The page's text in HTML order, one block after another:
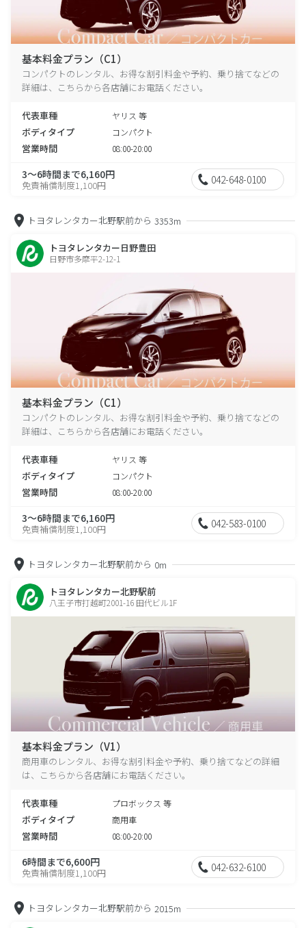
基本料金プラン（C1）
コンパクトのレンタル、お得な割引料金や予約、乗り捨てなどの
詳細は、こちらから各店舗にお電話ください。
代表車種 ヤリス 等
ボディタイプ コンパクト
営業時間 08:00-20:00
3～6時間まで6,160円
免責補償制度1,100円 042-648-0100
トヨタレンタカー北野駅前から 3353m
トヨタレンタカー日野豊田
日野市多摩平2-12-1
基本料金プラン（C1）
コンパクトのレンタル、お得な割引料金や予約、乗り捨てなどの
詳細は、こちらから各店舗にお電話ください。
代表車種 ヤリス 等
ボディタイプ コンパクト
営業時間 08:00-20:00
3～6時間まで6,160円
免責補償制度1,100円 042-583-0100
トヨタレンタカー北野駅前から 0m
トヨタレンタカー北野駅前
八王子市打越町2001-16 田代ビル1F
基本料金プラン（V1）
商用車のレンタル、お得な割引料金や予約、乗り捨てなどの詳細
は、こちらから各店舗にお電話ください。
代表車種 プロボックス 等
ボディタイプ 商用車
営業時間 08:00-20:00
6時間まで6,600円
免責補償制度1,100円 042-632-6100
トヨタレンタカー北野駅前から 2015m